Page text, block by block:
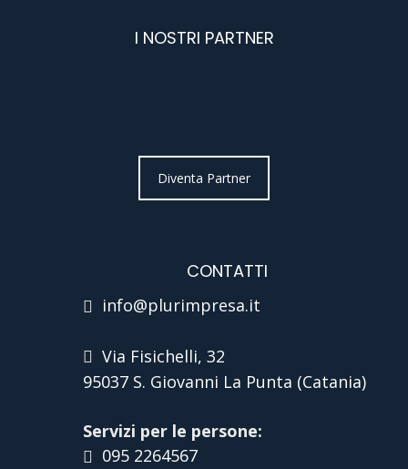
I NOSTRI PARTNER
Diventa Partner
CONTATTI
info@plurimpresa.it
Via Fisichelli, 32
95037 S. Giovanni La Punta (Catania)
Servizi per le persone:
095 2264567